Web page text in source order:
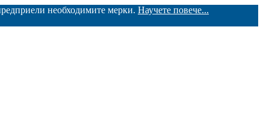
необходимите мерки. Научете повече...